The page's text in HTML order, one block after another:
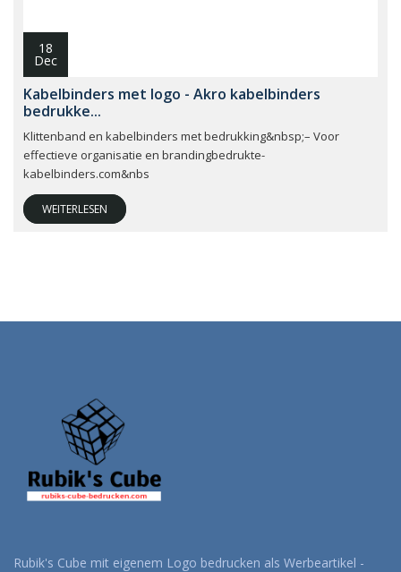
18
Dec
Kabelbinders met logo - Akro kabelbinders
bedrukke...
Klittenband en kabelbinders met bedrukking&nbsp;– Voor
effectieve organisatie en brandingbedrukte-
kabelbinders.com&nbs
WEITERLESEN
Rubik's Cube mit eigenem Logo bedrucken als Werbeartikel -